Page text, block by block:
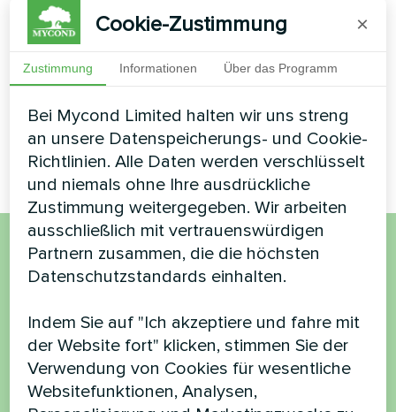
Entfeuchter für das
Schwimmbad:
wandmontiert,
Standgerät oder
Kanalgerät — der
vollständige Leitfaden
Möchten Sie kaufen oder
haben Sie Fragen?
Kontaktieren Sie uns und wir werden Ihnen
helfen
Cookie-Zustimmung ×
Zustimmung Informationen Über das Programm
Bei Mycond Limited halten wir uns streng
an unsere Datenspeicherungs- und Cookie-
Richtlinien. Alle Daten werden verschlüsselt
und niemals ohne Ihre ausdrückliche
Zustimmung weitergegeben. Wir arbeiten
ausschließlich mit vertrauenswürdigen
Partnern zusammen, die die höchsten
Datenschutzstandards einhalten.
Indem Sie auf "Ich akzeptiere und fahre mit
der Website fort" klicken, stimmen Sie der
Verwendung von Cookies für wesentliche
Websitefunktionen, Analysen,